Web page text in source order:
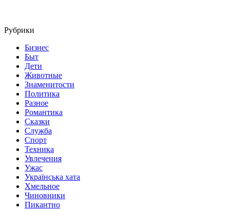
Рубрики
Бизнес
Быт
Дети
Животные
Знаменитости
Политика
Разное
Романтика
Сказки
Служба
Спорт
Техника
Увлечения
Ужас
Українська хата
Хмельное
Чиновники
Пикантно